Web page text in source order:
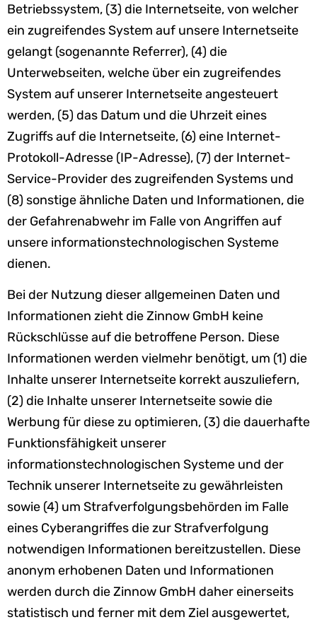
Betriebssystem, (3) die Internetseite, von welcher
ein zugreifendes System auf unsere Internetseite
gelangt (sogenannte Referrer), (4) die
Unterwebseiten, welche über ein zugreifendes
System auf unserer Internetseite angesteuert
werden, (5) das Datum und die Uhrzeit eines
Zugriffs auf die Internetseite, (6) eine Internet-
Protokoll-Adresse (IP-Adresse), (7) der Internet-
Service-Provider des zugreifenden Systems und
(8) sonstige ähnliche Daten und Informationen, die
der Gefahrenabwehr im Falle von Angriffen auf
unsere informationstechnologischen Systeme
dienen.
Bei der Nutzung dieser allgemeinen Daten und
Informationen zieht die Zinnow GmbH keine
Rückschlüsse auf die betroffene Person. Diese
Informationen werden vielmehr benötigt, um (1) die
Inhalte unserer Internetseite korrekt auszuliefern,
(2) die Inhalte unserer Internetseite sowie die
Werbung für diese zu optimieren, (3) die dauerhafte
Funktionsfähigkeit unserer
informationstechnologischen Systeme und der
Technik unserer Internetseite zu gewährleisten
sowie (4) um Strafverfolgungsbehörden im Falle
eines Cyberangriffes die zur Strafverfolgung
notwendigen Informationen bereitzustellen. Diese
anonym erhobenen Daten und Informationen
werden durch die Zinnow GmbH daher einerseits
statistisch und ferner mit dem Ziel ausgewertet,